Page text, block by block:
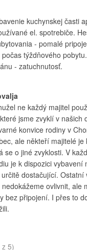
kuchynskej časti
el. spotrebiče.
- pomalé
týždňového
- zatuchnutosť.
ne každý majitel
jsme zvyklí v našich
konvice rodiny v
ale někteří majitelé je
se o jiné zvyklosti. V
je k dispozici vybavení
dostačující. Ostatní
ovlivnit, ale
bez připojení. I přes to
z 5)